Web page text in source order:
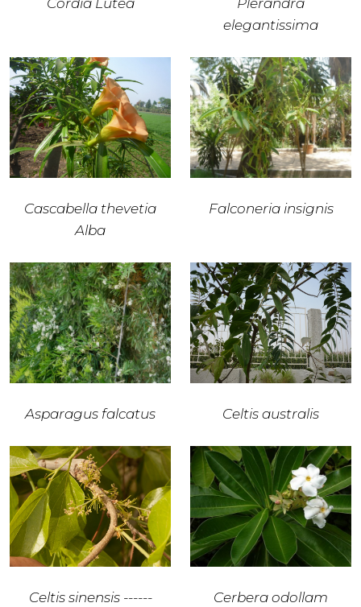
Cordia Lutea
Plerandra
elegantissima
Cascabella thevetia
Alba
Falconeria insignis
Asparagus falcatus Celtis australis
Celtis sinensis ------ Cerbera odollam